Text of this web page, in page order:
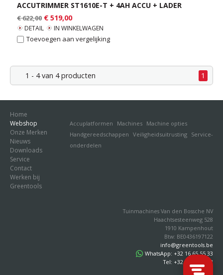
ACCUTRIMMER ST1610E-T + 4AH ACCU + LADER
€ 622,00 € 519,00
DETAIL IN WINKELWAGEN
Toevoegen aan vergelijking
1 - 4 van 4 producten 1
Home
Webshop
Accuplatformen Machines Machine opties
Handgereedschappen Veiligheidsuitrusting Service-
onderdelen
Onze Merken
Nieuws
Downloads
Service
Contact
Werken bij
Greentools
Tuinmachines Van den Bossche NV
Haachtsesteenweg 528
1910 Kampenhout
Btw: BE0436197122
info@greentools.be
WhatsApp: +32 16 65 55 33
Tel: +32 16 65 55 33